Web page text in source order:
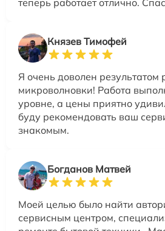
Князев Тимофей
Я очень доволен результатом
микроволновки! Работа
уровне, а цены приятно
буду рекомендовать ваш
знакомым.
Богданов Матвей
Моей целью было найти
сервисным центром,